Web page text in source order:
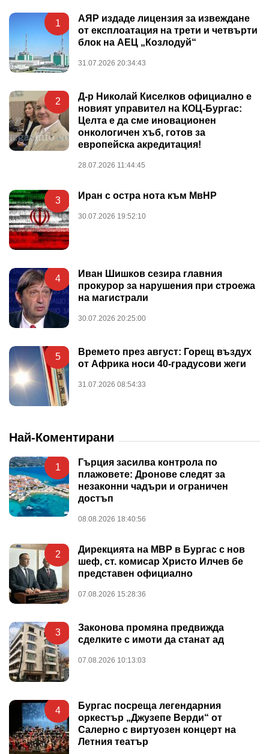
1
АЯР издаде лицензия за извеждане
от експлоатация на трети и четвърти
блок на АЕЦ „Козлодуй“
31.07.2026 20:34:43
2
Д-р Николай Киселков официално е
новият управител на КОЦ-Бургас:
Целта е да сме иновационен
онкологичен хъб, готов за
европейска акредитация!
28.07.2026 11:44:45
3 Иран с остра нота към МвНР
30.07.2026 19:52:10
4
Иван Шишков сезира главния
прокурор за нарушения при строежа
на магистрали
30.07.2026 20:25:00
5
Времето през август: Горещ въздух
от Африка носи 40-градусови жеги
31.07.2026 08:54:33
Най-Коментирани
1
Гърция засилва контрола по
плажовете: Дронове следят за
незаконни чадъри и ограничен
достъп
08.08.2026 18:40:56
2
Дирекцията на МВР в Бургас с нов
шеф, ст. комисар Христо Илчев бе
представен официално
07.08.2026 15:28:36
3
Законова промяна предвижда
сделките с имоти да станат ад
07.08.2026 10:13:03
4
Бургас посреща легендарния
оркестър „Джузепе Верди“ от
Салерно с виртуозен концерт на
Летния театър